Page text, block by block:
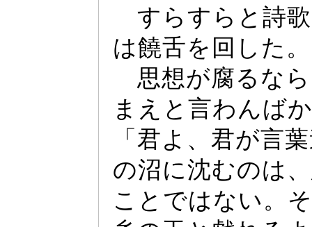
すらすらと詩
は饒舌を回した。
思想が腐るな
まえと言わんば
「君よ、君が言
の沼に沈むのは
ことではない。